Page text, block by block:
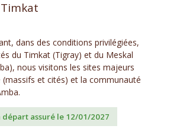
dans des conditions privilégiées,
du Timkat (Tigray) et du Meskal
nous visitons les sites majeurs
(massifs et cités) et la communauté
départ assuré le 12/01/2027